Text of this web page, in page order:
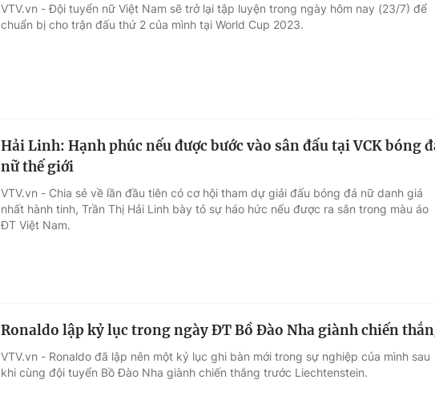
VTV.vn - Đội tuyển nữ Việt Nam sẽ trở lại tập luyện trong ngày hôm nay (23/7) để
chuẩn bị cho trận đấu thứ 2 của mình tại World Cup 2023.
Hải Linh: Hạnh phúc nếu được bước vào sân đấu tại VCK bóng
nữ thế giới
VTV.vn - Chia sẻ về lần đầu tiên có cơ hội tham dự giải đấu bóng đá nữ danh giá
nhất hành tinh, Trần Thị Hải Linh bày tỏ sự háo hức nếu được ra sân trong màu áo
ĐT Việt Nam.
Ronaldo lập kỷ lục trong ngày ĐT Bồ Đào Nha giành chiến
VTV.vn - Ronaldo đã lập nên một kỷ lục ghi bàn mới trong sự nghiệp của mình sau
khi cùng đội tuyển Bồ Đào Nha giành chiến thắng trước Liechtenstein.